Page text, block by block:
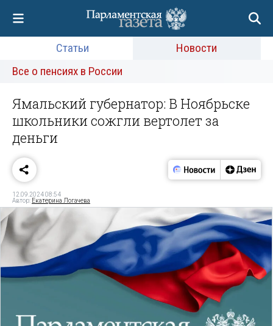
Статьи
Новости
Все о пенсиях в России
Ямальский губернатор: В Ноябрьске
школьники сожгли вертолет за
деньги
12.09.2024 08:54
Автор: Екатерина Логачева